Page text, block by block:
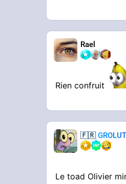
Rael
Rien confruit
🇫🇷GROLUTES
Le toad Olivier